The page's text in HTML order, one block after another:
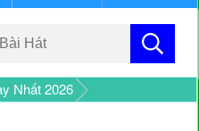
Nhất 2026